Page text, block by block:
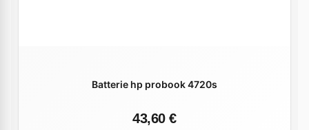
Batterie hp probook 4720s
43,60 €